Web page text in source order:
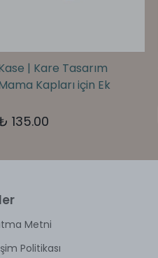
| Kare Tasarım
Kapları için Ek
135.00
Metni
Politikası